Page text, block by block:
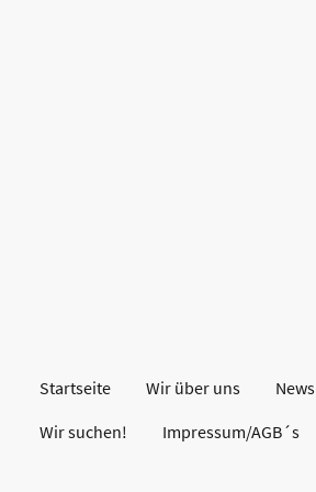
Startseite Wir über uns News
Wir suchen!
Impressum/AGB´s